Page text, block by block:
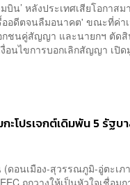
บิน’ หลังประเทศเสียโอกาส
อดีตจนลืมอนาคต' ขณะที่ค่า
กชนคู่สัญญา และนายกฯ ตัดสิ
อนไขการบอกเลิกสัญญา เปิด
ะโปรเจกต์เดิมพัน 5 รัฐบ
ดอนเมือง-สุวรรณภูมิ-อู่ตะเภ
ถูกวางให้เป็นหัวใจเชื่อมก